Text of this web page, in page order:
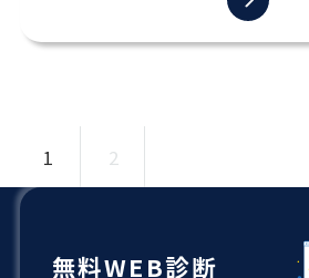
1 2
無料WEB診断